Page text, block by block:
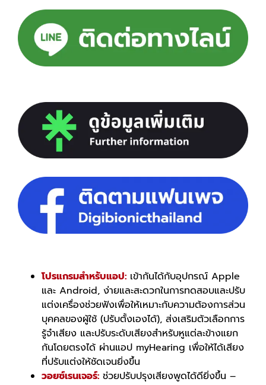
โปรแกรมสำหรับแอป: เข้ากันได้กับอุปกรณ์ Apple
และ Android, ง่ายและสะดวกในการทดสอบและปรับ
แต่งเครื่องช่วยฟังเพื่อให้เหมาะกับความต้องการส่วน
บุคคลของผู้ใช้ (ปรับตั้งเองได้), ส่งเสริมตัวเลือกการ
รู้จำเสียง และปรับระดับเสียงสำหรับหูแต่ละข้างแยก
กันโดยตรงได้ ผ่านแอป myHearing เพื่อให้ได้เสียง
ที่ปรับแต่งให้ชัดเจนยิ่งขึ้น
วอยซ์เรนเจอร์: ช่วยปรับปรุงเสียงพูดได้ดียิ่งขึ้น –